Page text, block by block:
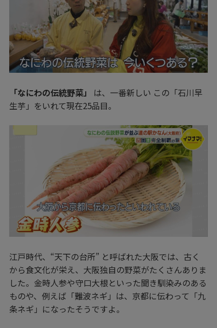
「なにわの伝統野菜」
は、一番新しい この「石川早
生芋」をいれて現在25品目。
江戸時代、“天下の台所” と呼ばれた大阪では、古く
から食文化が栄え、大阪独自の野菜がたくさんありま
した。金時人参や守口大根といった聞き馴染みのある
ものや、例えば「難波ネギ」は、京都に伝わって「九
条ネギ」になったそうですよ。